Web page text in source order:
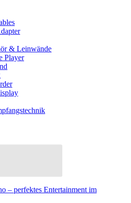
& Leinwände
Player
– perfektes Entertainment im